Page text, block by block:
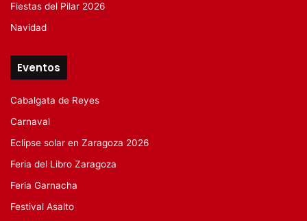
Fiestas del Pilar 2026
Navidad
Eventos
Cabalgata de Reyes
Carnaval
Eclipse solar en Zaragoza 2026
Feria del Libro Zaragoza
Feria Garnacha
Festival Asalto